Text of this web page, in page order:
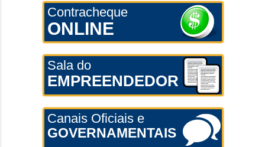
Contracheque
ONLINE
Sala do
EMPREENDEDOR
Canais Oficiais e
GOVERNAMENTAIS